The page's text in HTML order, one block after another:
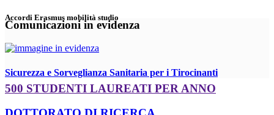
Accordi Erasmus mobilità studio
Comunicazioni in evidenza
Sicurezza e Sorveglianza Sanitaria per i Tirocinanti
500 STUDENTI LAUREATI PER ANNO